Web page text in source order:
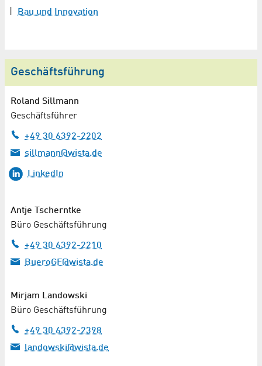
Bau und Innovation
Geschäftsführung
Roland Sillmann
Geschäftsführer
+49 30 6392-2202
sillmann@wista.de
LinkedIn
Antje Tscherntke
Büro Geschäftsführung
+49 30 6392-2210
BueroGF@wista.de
Mirjam Landowski
Büro Geschäftsführung
+49 30 6392-2398
landowski@wista.de